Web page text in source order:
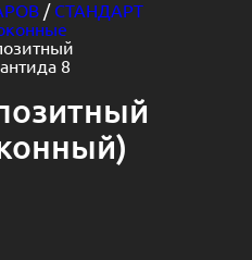
/ СТАНДАРТ
8